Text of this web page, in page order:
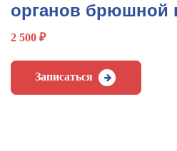
органов брюшной
2 500 ₽
Записаться